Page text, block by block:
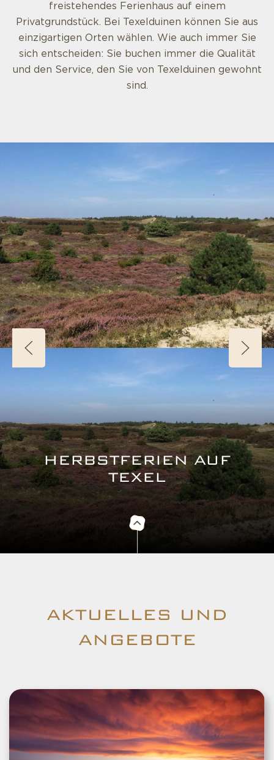
freistehendes Ferienhaus auf einem
Privatgrundstück. Bei Texelduinen können Sie aus
einzigartigen Orten wählen. Wie auch immer Sie
sich entscheiden: Sie buchen immer die Qualität
und den Service, den Sie von Texelduinen gewohnt
sind.
HERBSTFERIEN AUF
TEXEL
AKTUELLES UND
ANGEBOTE